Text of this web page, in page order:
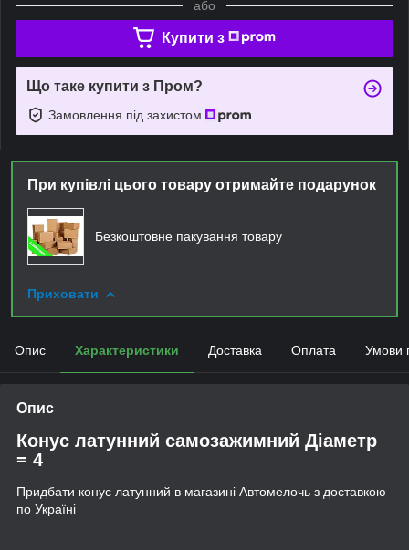
або
Купити з
Що таке купити з Пром?
Замовлення під захистом
При купівлі цього товару отримайте подарунок
Безкоштовне пакування товару
Приховати
Опис Характеристики Доставка Оплата Умови
Опис
Конус латунний самозажимний Діаметр
= 4
Придбати конус латунний в магазині Автомелочь з доставкою
по Україні